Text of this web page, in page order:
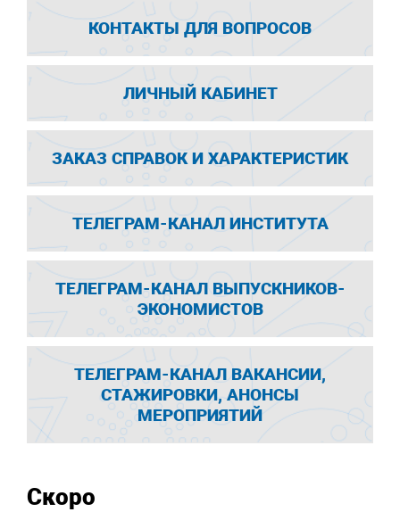
КОНТАКТЫ ДЛЯ ВОПРОСОВ
ЛИЧНЫЙ КАБИНЕТ
ЗАКАЗ СПРАВОК И ХАРАКТЕРИСТИК
ТЕЛЕГРАМ-КАНАЛ ИНСТИТУТА
ТЕЛЕГРАМ-КАНАЛ ВЫПУСКНИКОВ-
ЭКОНОМИСТОВ
ТЕЛЕГРАМ-КАНАЛ ВАКАНСИИ,
СТАЖИРОВКИ, АНОНСЫ
МЕРОПРИЯТИЙ
Скоро